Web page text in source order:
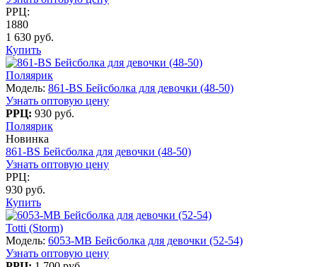
РРЦ:
1880
1 630 руб.
Купить
Поляярик
Модель: 861-BS Бейсболка для девочки (48-50)
Узнать оптовую цену
РРЦ: 930 руб.
Поляярик
Новинка
861-BS Бейсболка для девочки (48-50)
Узнать оптовую цену
РРЦ:
930 руб.
Купить
Totti (Storm)
Модель: 6053-МB Бейсболка для девочки (52-54)
Узнать оптовую цену